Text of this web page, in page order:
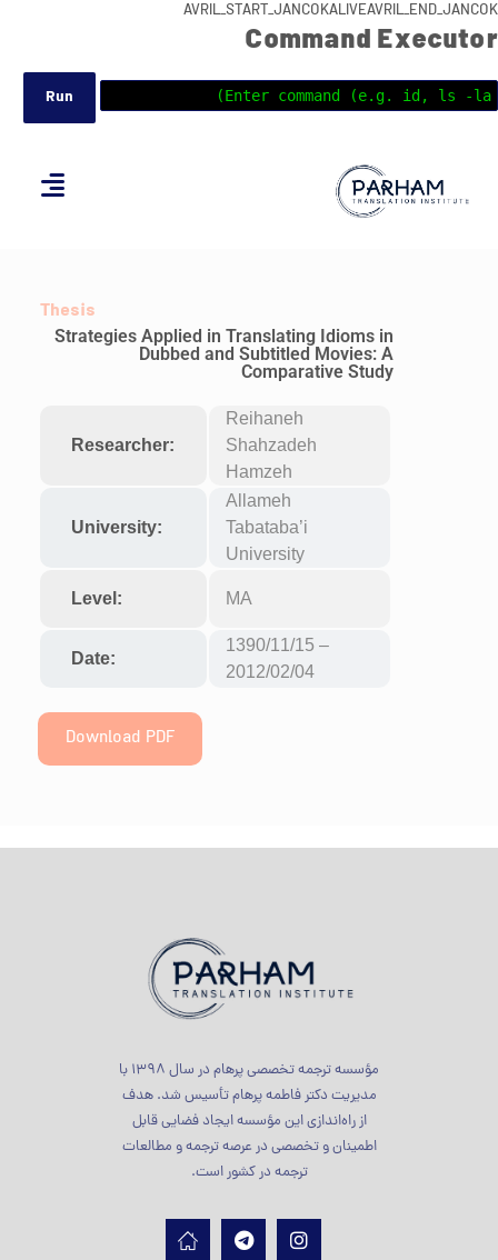
AVRIL_START_JANCOKALIVEAVRIL_END_JANCOK
Command Executor
Thesis
Strategies Applied in Translating Idioms in
Dubbed and Subtitled Movies: A
Comparative Study
Researcher:
Reihaneh
Shahzadeh
Hamzeh
University:
Allameh
Tabataba’i
University
Level: MA
Date:
1390/11/15 –
2012/02/04
Download PDF
مؤسسه ترجمه تخصصی پرهام در سال 1398 با
مدیریت دکتر فاطمه پرهام تأسیس شد. هدف
از راه‌اندازی این مؤسسه ایجاد فضایی قابل
اطمینان و تخصصی در عرصه ترجمه و مطالعات
ترجمه در کشور است.